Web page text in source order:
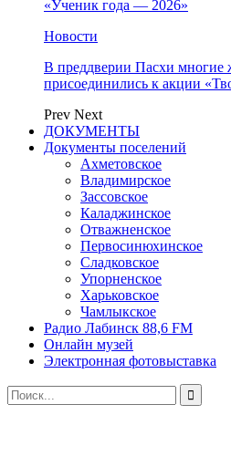
«Ученик года — 2026»
Новости
В преддверии Пасхи многие
присоединились к акции
Prev Next
ДОКУМЕНТЫ
Документы поселений
Ахметовское
Владимирское
Зассовское
Каладжинское
Отважненское
Первосинюхинское
Сладковское
Упорненское
Харьковское
Чамлыкское
Радио Лабинск 88,6 FM
Онлайн музей
Электронная фотовыставка